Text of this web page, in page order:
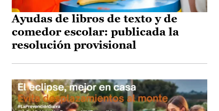
Ayudas de libros de texto y de
comedor escolar: publicada la
resolución provisional